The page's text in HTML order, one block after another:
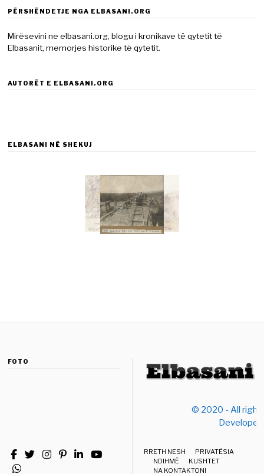
PËRSHËNDETJE NGA ELBASANI.ORG
Mirësevini ne elbasani.org, blogu i kronikave të qytetit të
Elbasanit, memorjes historike të qytetit.
AUTORËT E ELBASANI.ORG
ELBASANI NË SHEKUJ
FOTO
© 2020 - All
RRETH NESH
PRIVATËSIA
NDIHMË
KUSHTET
NA KONTAKTONI